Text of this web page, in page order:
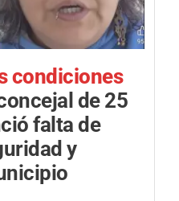
condiciones
de 25
falta de
y